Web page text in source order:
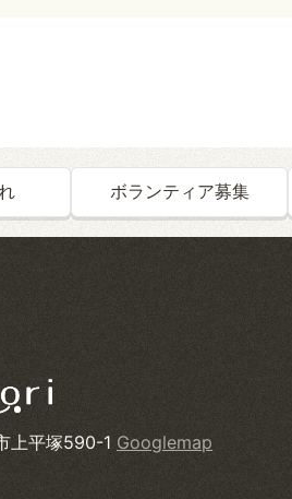
ボランティア募集
上平塚590-1 Googlemap